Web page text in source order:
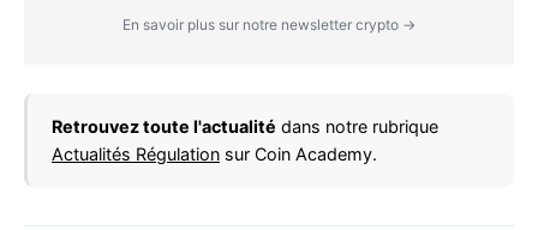
En savoir plus sur notre newsletter crypto →
Retrouvez toute l'actualité dans notre rubrique
Actualités Régulation sur Coin Academy.